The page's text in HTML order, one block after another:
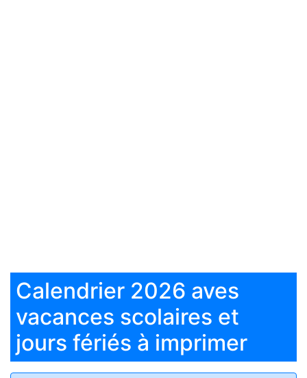
Calendrier 2026 aves
vacances scolaires et
jours fériés à imprimer